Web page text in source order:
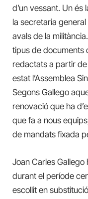
d’un vessant. Un és
la secretaria
avals de la
tipus de documents
redactats a partir
estat l’Assemblea
Segons Gallego
renovació que ha
que fa a nous
de mandats fixada
Joan Carles
durant el període
escollit en